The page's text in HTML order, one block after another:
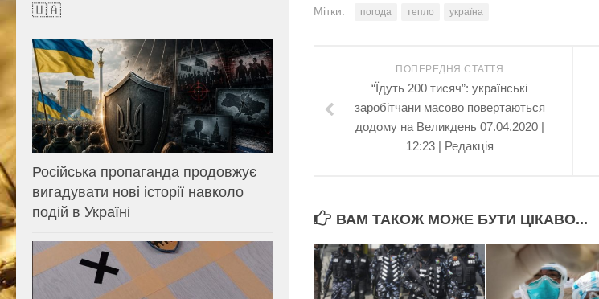
Мітки: погода тепло україна
ПОПЕРЕДНЯ СТАТТЯ
“Їдуть 200 тисяч”: українські
заробітчани масово повертаються
додому на Великдень 07.04.2020 |
12:23 | Редакція
ВАМ ТАКОЖ МОЖЕ БУТИ ЦІКАВО...
🇺🇦
Російська пропаганда продовжує
вигадувати нові історії навколо
подій в Україні